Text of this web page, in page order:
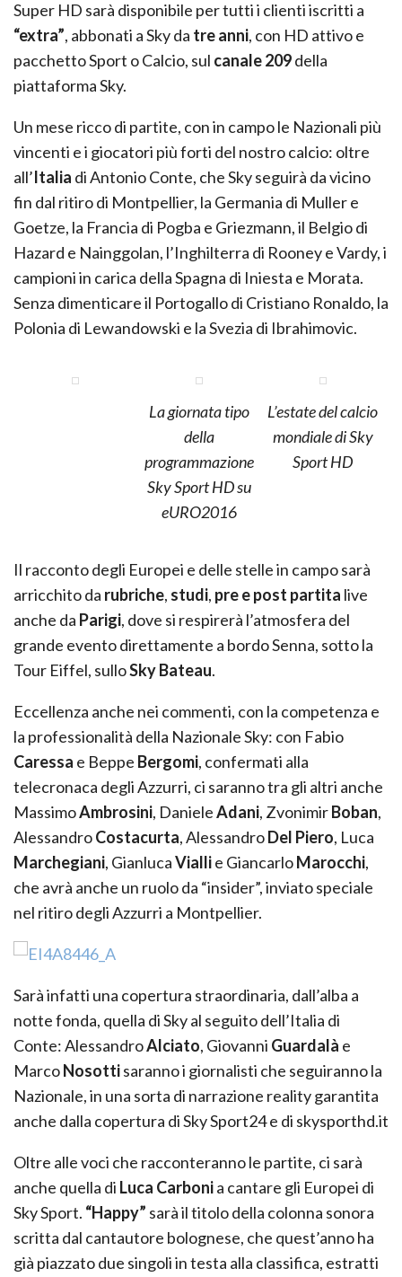
Super HD sarà disponibile per tutti i clienti iscritti a
“extra”, abbonati a Sky da tre anni, con HD attivo e
pacchetto Sport o Calcio, sul canale 209della
piattaforma Sky.
Un mese ricco di partite, con in campo le Nazionali più
vincenti e i giocatori più forti del nostro calcio: oltre
all’Italia di Antonio Conte, che Sky seguirà da vicino
fin dal ritiro di Montpellier, la Germania di Muller e
Goetze, la Francia di Pogba e Griezmann, il Belgio di
Hazard e Nainggolan, l’Inghilterra di Rooney e Vardy, i
campioni in carica della Spagna di Iniesta e Morata.
Senza dimenticare il Portogallo di Cristiano Ronaldo, la
Polonia di Lewandowski e la Svezia di Ibrahimovic.
La giornata tipo
della
programmazione
Sky Sport HD su
eURO2016
L’estate del calcio
mondiale di Sky
Sport HD
Il racconto degli Europei e delle stelle in campo sarà
arricchito da rubriche, studi, pre e post partita live
anche da Parigi, dove si respirerà l’atmosfera del
grande evento direttamente a bordo Senna, sotto la
Tour Eiffel, sulloSky Bateau.
Eccellenza anche nei commenti, con la competenza e
la professionalità della Nazionale Sky: con Fabio
Caressa e Beppe Bergomi, confermati alla
telecronaca degli Azzurri, ci saranno tra gli altri anche
MassimoAmbrosini, DanieleAdani, ZvonimirBoban,
AlessandroCostacurta, AlessandroDel Piero, Luca
Marchegiani, GianlucaViallie GiancarloMarocchi,
che avrà anche un ruolo da “insider”, inviato speciale
nel ritiro degli Azzurri a Montpellier.
Sarà infatti una copertura straordinaria, dall’alba a
notte fonda, quella di Sky al seguito dell’Italia di
Conte: AlessandroAlciato, Giovanni Guardalà e
MarcoNosottisaranno i giornalisti che seguiranno la
Nazionale, in una sorta di narrazione reality garantita
anche dalla copertura di Sky Sport24 e di skysporthd.it
Oltre alle voci che racconteranno le partite, ci sarà
anche quella di Luca Carbonia cantare gli Europei di
Sky Sport. “Happy” sarà il titolo della colonna sonora
scritta dal cantautore bolognese, che quest’anno ha
già piazzato due singoli in testa alla classifica, estratti